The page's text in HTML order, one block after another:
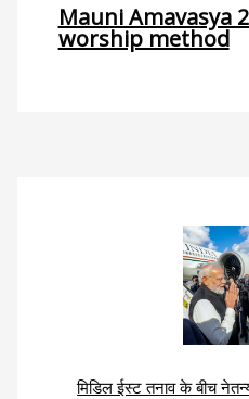
Mauni Amavasya
worship method
मिडिल ईस्ट तनाव के बीच